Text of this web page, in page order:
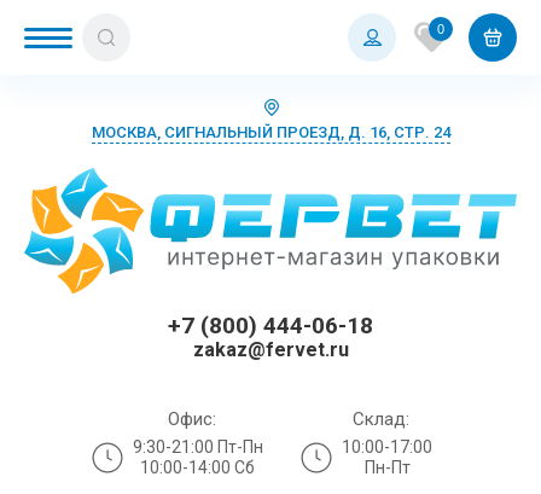
0
МОСКВА, СИГНАЛЬНЫЙ ПРОЕЗД, Д. 16, СТР. 24
+7 (800) 444-06-18
zakaz@fervet.ru
Офис:
9:30-21:00 Пт-Пн
10:00-14:00 Сб
Склад:
10:00-17:00
Пн-Пт